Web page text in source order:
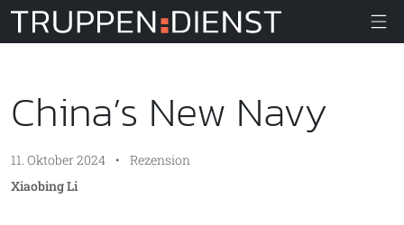
Truppendienst
China’s New Navy
11. Oktober 2024 •
Rezension
Xiaobing Li